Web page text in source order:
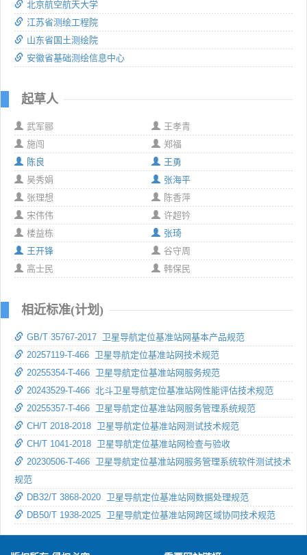
北京航空航天大学
江苏省测绘工程院
山东省国土测绘院
安徽省基础测绘信息中心
起草人
武军郦
王孝青
施闯
郑福
陈良
王勇
吴秀娟
张海平
张理想
陈香萍
宋伟伟
许超钤
楼益栋
张琦
王开锋
谷守周
高士民
韩保民
相近标准(计划)
GB/T 35767-2017 卫星导航定位基准站网基本产品规范
20257119-T-466 卫星导航定位基准站网技术规范
20255354-T-466 卫星导航定位基准站网服务规范
20243529-T-466 北斗卫星导航定位基准站网性能评估技术规范
20255357-T-466 卫星导航定位基准站网服务管理系统规范
CH/T 2018-2018 卫星导航定位基准站网测试技术规范
CH/T 1041-2018 卫星导航定位基准站网检查与验收
20230506-T-466 卫星导航定位基准站网服务管理系统软件测试技术
规范
DB32/T 3868-2020 卫星导航定位基准站网数据处理规范
DB50/T 1938-2025 卫星导航定位基准站网跨区域协同技术规范